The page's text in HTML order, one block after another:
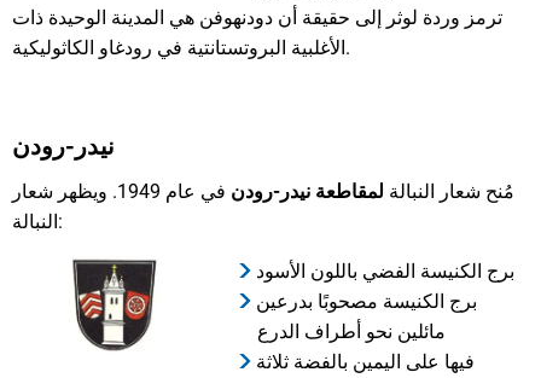
ترمز وردة لوثر إلى حقيقة أن دودنهوفن هي المدينة الوحيدة ذات
الأغلبية البروتستانتية في رودغاو الكاثوليكية.
نيدر-رودن
مُنح شعار النبالة لمقاطعة نيدر-رودن
في عام 1949. ويظهر شعار
النبالة:
برج الكنيسة الفضي باللون الأسود
برج الكنيسة مصحوبًا بدرعين
مائلين نحو أطراف الدرع
فيها على اليمين بالفضة ثلاثة